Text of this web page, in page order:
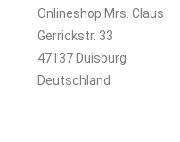
Onlineshop Mrs. Claus
Gerrickstr. 33
47137 Duisburg
Deutschland